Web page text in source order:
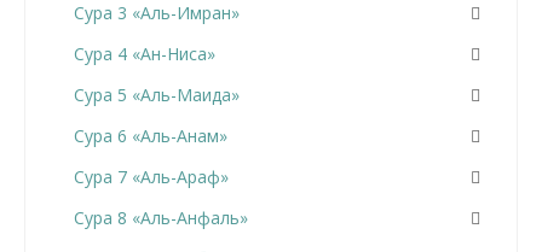
Сура 3 «Аль-Имран»
Сура 4 «Ан-Ниса»
Сура 5 «Аль-Маида»
Сура 6 «Аль-Анам»
Сура 7 «Аль-Араф»
Сура 8 «Аль-Анфаль»